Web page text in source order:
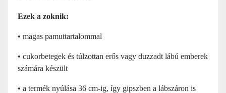
Ezek a zoknik:
• magas pamuttartalommal
• cukorbetegek és túlzottan erős vagy duzzadt lábú emberek
számára készült
• a termék nyúlása 36 cm-ig, így gipszben a lábszáron is